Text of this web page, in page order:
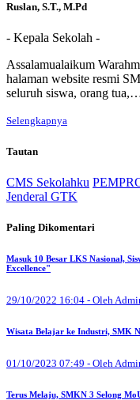
Ruslan, S.T., M.Pd
- Kepala Sekolah -
Assalamualaikum
halaman website resmi
seluruh siswa, orang
Selengkapnya
Tautan
CMS Sekolahku
Jenderal GTK
Paling Dikomentari
Masuk 10 Besar LKS Nasional,
Excellence"
29/10/2022 16:04 - Oleh
Wisata Belajar ke Industri, SMK
01/10/2023 07:49 - Oleh
Terus Melaju, SMKN 3 Selong